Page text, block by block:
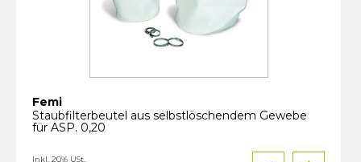
Femi
Staubfilterbeutel aus selbstlöschendem Gewebe
für ASP. 0,20
Inkl. 20% USt.